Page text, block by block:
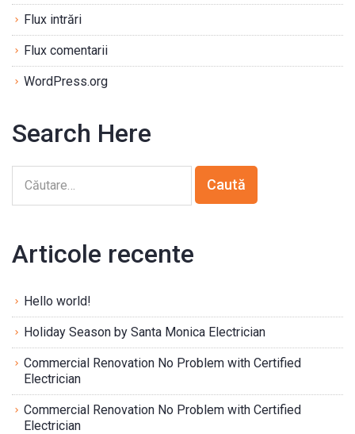
Flux intrări
Flux comentarii
WordPress.org
Search Here
Articole recente
Hello world!
Holiday Season by Santa Monica Electrician
Commercial Renovation No Problem with Certified
Electrician
Commercial Renovation No Problem with Certified
Electrician